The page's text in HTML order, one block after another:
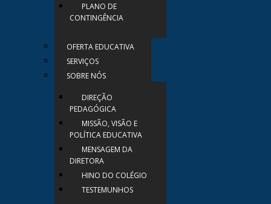
PLANO DE
CONTINGÊNCIA
OFERTA EDUCATIVA
SERVIÇOS
SOBRE NÓS
DIREÇÃO
PEDAGÓGICA
MISSÃO, VISÃO E
POLÍTICA EDUCATIVA
MENSAGEM DA
DIRETORA
HINO DO COLÉGIO
TESTEMUNHOS